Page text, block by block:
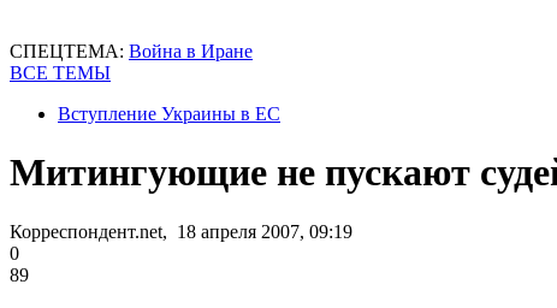
СПЕЦТЕМА: Война в Иране
ВСЕ ТЕМЫ
Вступление Украины в ЕС
Митингующие не пускают
Корреспондент.net, 18 апреля 2007, 09:19
0
89